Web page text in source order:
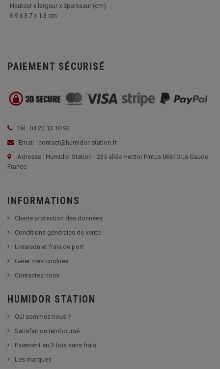
Hauteur x largeur x épaisseur (cm)
6.9 x 3.7 x 1.3 cm
PAIEMENT SÉCURISÉ
Tél : 04 22 13 10 93
Email : contact@humidor-station.fr
Adresse : Humidor Station - 235 allée Hector Pintus 06610 La Gaude
France
INFORMATIONS
Charte protection des données
Conditions générales de vente
Livraison et frais de port
Gérer mes cookies
Contactez nous
HUMIDOR STATION
Qui sommes nous ?
Satisfait ou remboursé
Paiement en 3 fois sans frais
Les marques